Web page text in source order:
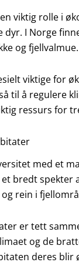
viktig rolle i
dyr. I Norge
og fjellvalmue.
viktige for
til å regulere
ressurs for
med et
bredt
rein i
er tett
og de
deres